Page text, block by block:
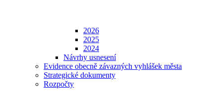
2026
2025
2024
Návrhy usnesení
Evidence obecně závazných vyhlášek města
Strategické dokumenty
Rozpočty